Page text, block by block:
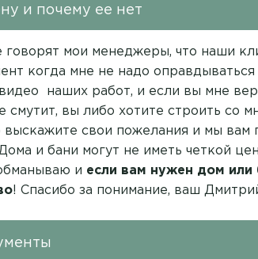
и почему ее нет
говорят мои менеджеры, что наши
когда мне не надо
наших работ, и если вы мне
смутит, вы либо хотите строить со
выскажите свои пожелания и мы вам
и бани могут не иметь четкой
и если вам нужен дом или
! Спасибо за понимание, ваш